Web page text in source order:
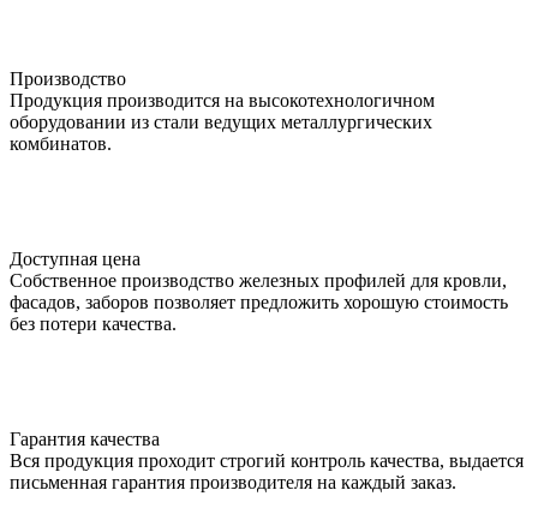
Производство
Продукция производится на высокотехнологичном
оборудовании из стали ведущих металлургических
комбинатов.
Доступная цена
Собственное производство железных профилей для кровли,
фасадов, заборов позволяет предложить хорошую стоимость
без потери качества.
Гарантия качества
Вся продукция проходит строгий контроль качества, выдается
письменная гарантия производителя на каждый заказ.